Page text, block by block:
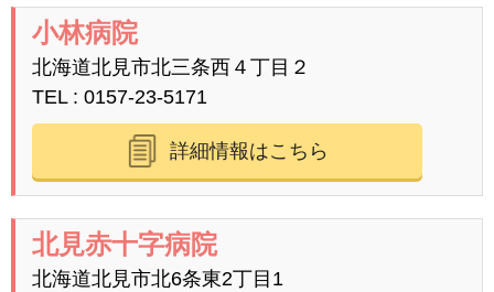
小林病院
北海道北見市北三条西４丁目２
TEL
0157-23-5171
詳細情報はこちら
北見赤十字病院
北海道北見市北6条東2丁目1